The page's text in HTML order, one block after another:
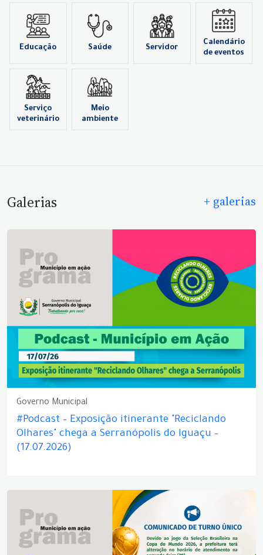
Educação Saúde Servidor
Calendário
de eventos
Serviço
veterinário
Meio
ambiente
Galerias + galerias
Governo Municipal
#Podcast – Exposição itinerante "Reciclando
Olhares" chega a Serranópolis do Iguaçu –
(17.07.2026)